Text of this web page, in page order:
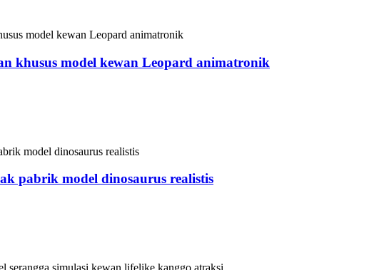
khusus model kewan Leopard animatronik
pabrik model dinosaurus realistis